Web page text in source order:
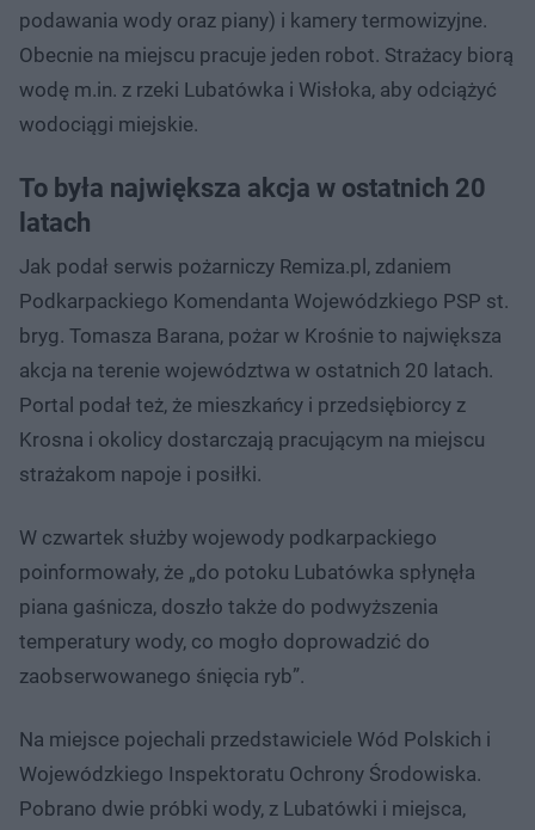
podawania wody oraz piany) i kamery termowizyjne.
Obecnie na miejscu pracuje jeden robot. Strażacy biorą
wodę m.in. z rzeki Lubatówka i Wisłoka, aby odciążyć
wodociągi miejskie.
To była największa akcja w ostatnich 20
latach
Jak podał serwis pożarniczy Remiza.pl, zdaniem
Podkarpackiego Komendanta Wojewódzkiego PSP st.
bryg. Tomasza Barana, pożar w Krośnie to największa
akcja na terenie województwa w ostatnich 20 latach.
Portal podał też, że mieszkańcy i przedsiębiorcy z
Krosna i okolicy dostarczają pracującym na miejscu
strażakom napoje i posiłki.
W czwartek służby wojewody podkarpackiego
poinformowały, że „do potoku Lubatówka spłynęła
piana gaśnicza, doszło także do podwyższenia
temperatury wody, co mogło doprowadzić do
zaobserwowanego śnięcia ryb”.
Na miejsce pojechali przedstawiciele Wód Polskich i
Wojewódzkiego Inspektoratu Ochrony Środowiska.
Pobrano dwie próbki wody, z Lubatówki i miejsca,